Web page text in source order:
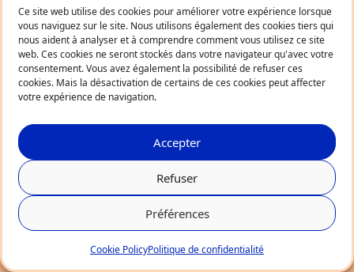
Ce site web utilise des cookies pour améliorer votre expérience lorsque
vous naviguez sur le site. Nous utilisons également des cookies tiers qui
nous aident à analyser et à comprendre comment vous utilisez ce site
web. Ces cookies ne seront stockés dans votre navigateur qu'avec votre
consentement. Vous avez également la possibilité de refuser ces
cookies. Mais la désactivation de certains de ces cookies peut affecter
votre expérience de navigation.
Accepter
Refuser
Préférences
Cookie PolicyPolitique de confidentialité